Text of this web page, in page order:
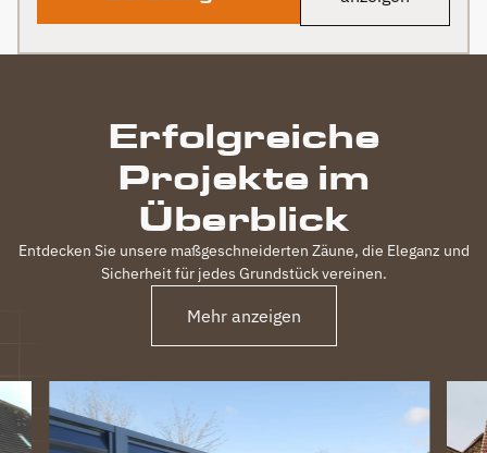
Erfolgreiche
Projekte im
Überblick
Entdecken Sie unsere maßgeschneiderten Zäune, die Eleganz und
Sicherheit für jedes Grundstück vereinen.
Mehr anzeigen